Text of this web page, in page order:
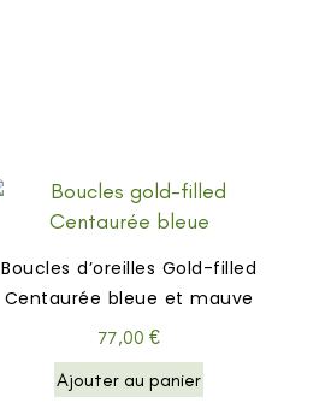
Boucles d’oreilles Gold-filled
Centaurée bleue et mauve
77,00 €
Ajouter au panier